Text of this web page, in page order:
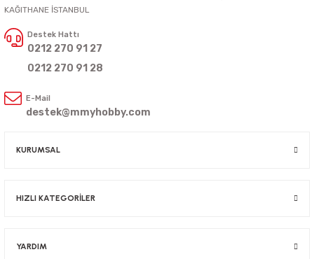
KAĞITHANE İSTANBUL
Destek Hattı
0212 270 91 27
0212 270 91 28
E-Mail
destek@mmyhobby.com
KURUMSAL
HIZLI KATEGORİLER
YARDIM